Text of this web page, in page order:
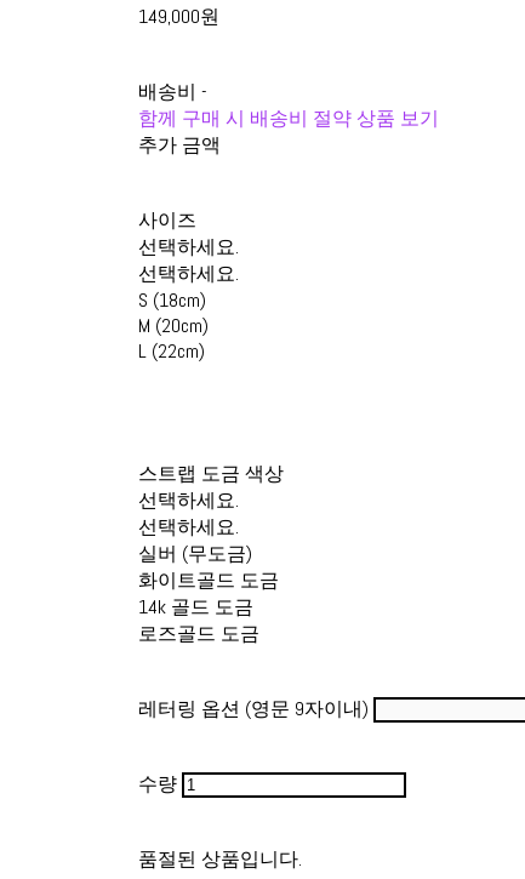
149,000원
배송비-
함께 구매 시 배송비 절약 상품 보기
추가 금액
사이즈
선택하세요.
선택하세요.
S (18cm)
M (20cm)
L (22cm)
스트랩 도금 색상
선택하세요.
선택하세요.
실버 (무도금)
화이트골드 도금
14k 골드 도금
로즈골드 도금
레터링 옵션 (영문 9자이내)
수량
품절된 상품입니다.